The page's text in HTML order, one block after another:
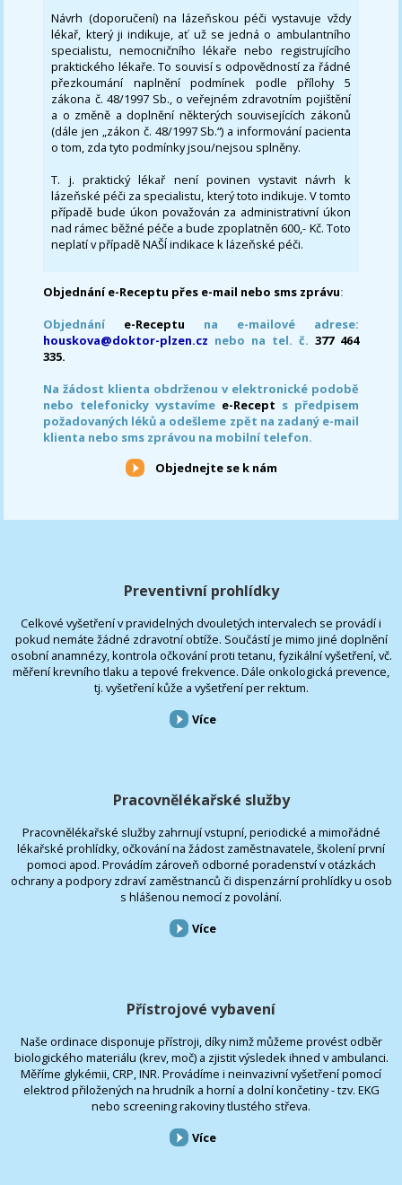
Návrh (doporučení) na lázeňskou péči vystavuje vždy
lékař, který ji indikuje, ať už se jedná o ambulantního
specialistu, nemocničního lékaře nebo registrujícího
praktického lékaře. To souvisí s odpovědností za řádné
přezkoumání naplnění podmínek podle přílohy 5
zákona č. 48/1997 Sb., o veřejném zdravotním pojištění
a o změně a doplnění některých souvisejících zákonů
(dále jen „zákon č. 48/1997 Sb.“) a informování pacienta
o tom, zda tyto podmínky jsou/nejsou splněny.
T. j. praktický lékař není povinen vystavit návrh k
lázeňské péči za specialistu, který toto indikuje. V tomto
případě bude úkon považován za administrativní úkon
nad rámec běžné péče a bude zpoplatněn 600,- Kč. Toto
neplatí v případě NAŠÍ indikace k lázeňské péči.
Objednání e-Receptu přes e-mail nebo sms zprávu:
Objednání e-Receptu na e-mailové adrese:
houskova@doktor-plzen.cz nebo na tel. č. 377 464
335.
Na žádost klienta obdrženou v elektronické podobě
nebo telefonicky vystavíme e-Recept s předpisem
požadovaných léků a odešleme zpět na zadaný e-mail
klienta nebo sms zprávou na mobilní telefon.
Objednejte se k nám
Preventivní prohlídky
Celkové vyšetření v pravidelných dvouletých intervalech se provádí i
pokud nemáte žádné zdravotní obtíže. Součástí je mimo jiné doplnění
osobní anamnézy, kontrola očkování proti tetanu, fyzikální vyšetření, vč.
měření krevního tlaku a tepové frekvence. Dále onkologická prevence,
tj. vyšetření kůže a vyšetření per rektum.
Více
Pracovnělékařské služby
Pracovnělékařské služby zahrnují vstupní, periodické a mimořádné
lékařské prohlídky, očkování na žádost zaměstnavatele, školení první
pomoci apod. Provádím zároveň odborné poradenství v otázkách
ochrany a podpory zdraví zaměstnanců či dispenzární prohlídky u osob
s hlášenou nemocí z povolání.
Více
Přístrojové vybavení
Naše ordinace disponuje přístroji, díky nimž můžeme provést odběr
biologického materiálu (krev, moč) a zjistit výsledek ihned v ambulanci.
Měříme glykémii, CRP, INR. Provádíme i neinvazivní vyšetření pomocí
elektrod přiložených na hrudník a horní a dolní končetiny - tzv. EKG
nebo screening rakoviny tlustého střeva.
Více